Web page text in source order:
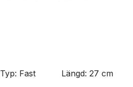
​Typ: Fast
​Längd: 27 cm